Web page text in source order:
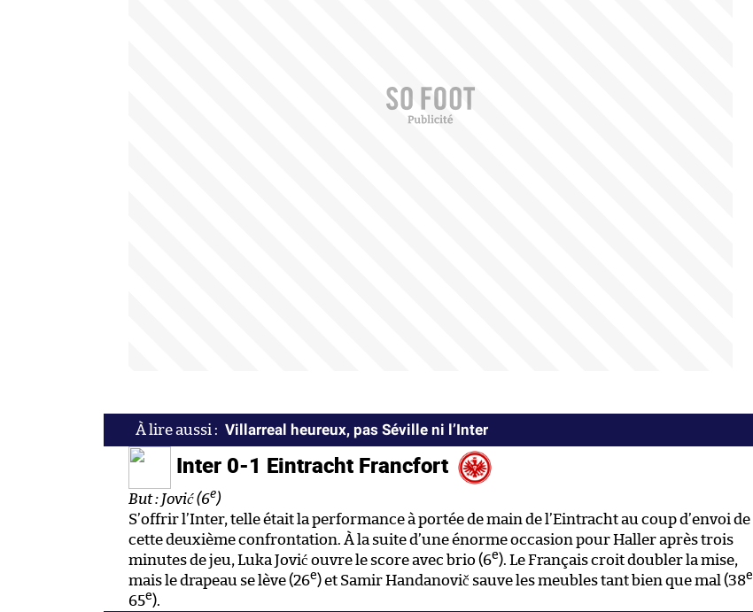
Villarreal heureux, pas Séville ni l’Inter
Inter 0-1 Eintracht Francfort
But : Jović (6e)
S’offrir l’Inter, telle était la performance à portée de main de l’Eintracht au coup d’envoi de
cette deuxième confrontation. À la suite d’une énorme occasion pour Haller après trois
minutes de jeu, Luka Jović ouvre le score avec brio (6e). Le Français croit doubler la mise,
mais le drapeau se lève (26e) et Samir Handanovič sauve les meubles tant bien que mal (38e
65e).